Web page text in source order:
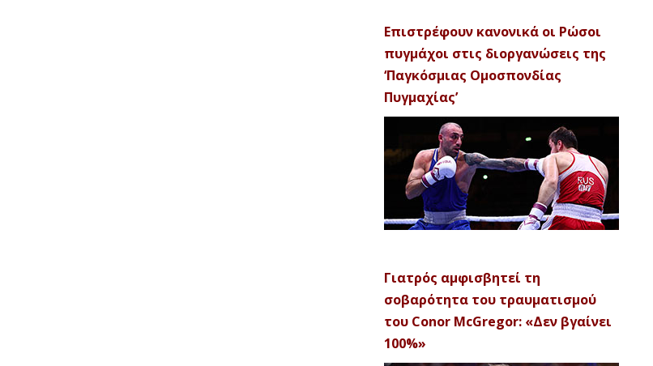
Επιστρέφουν κανονικά οι Ρώσοι
πυγμάχοι στις διοργανώσεις της
‘Παγκόσμιας Ομοσπονδίας
Πυγμαχίας’
Γιατρός αμφισβητεί τη
σοβαρότητα του τραυματισμού
του Conor McGregor: «Δεν βγαίνει
100%»